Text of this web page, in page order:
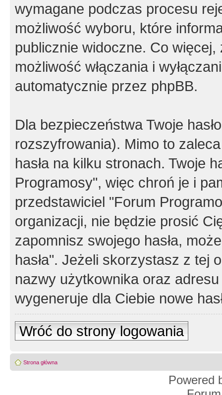
wymagane podczas procesu
możliwość wyboru, które
publicznie widoczne. Co
możliwość włączania i
automatycznie przez phpBB.
Dla bezpieczeństwa Twoje
rozszyfrowania). Mimo to
hasła na kilku stronach. Twoje
Programosy", więc chroń je i
przedstawiciel "Forum
organizacji, nie będzie prosić
zapomnisz swojego hasła,
hasła". Jeżeli skorzystasz z tej
nazwy użytkownika oraz
wygeneruje dla Ciebie nowe
Wróć do strony logowania
Strona główna
Powered